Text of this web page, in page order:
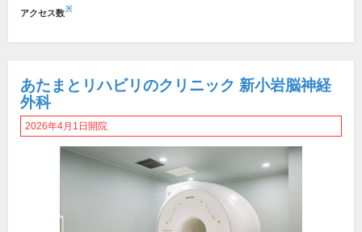
アクセス数※
あたまとリハビリのクリニック 新小岩脳神経
外科
2026年4月1日開院